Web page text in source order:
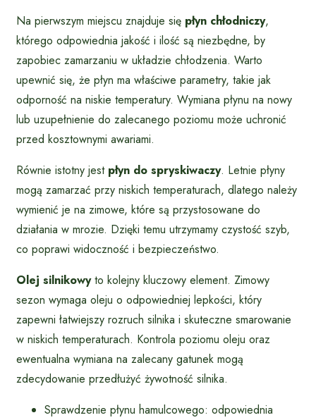
Na pierwszym miejscu znajduje się płyn chłodniczy,
którego odpowiednia jakość i ilość są niezbędne, by
zapobiec zamarzaniu w układzie chłodzenia. Warto
upewnić się, że płyn ma właściwe parametry, takie jak
odporność na niskie temperatury. Wymiana płynu na nowy
lub uzupełnienie do zalecanego poziomu może uchronić
przed kosztownymi awariami.
Równie istotny jest płyn do spryskiwaczy. Letnie płyny
mogą zamarzać przy niskich temperaturach, dlatego należy
wymienić je na zimowe, które są przystosowane do
działania w mrozie. Dzięki temu utrzymamy czystość szyb,
co poprawi widoczność i bezpieczeństwo.
Olej silnikowyto kolejny kluczowy element. Zimowy
sezon wymaga oleju o odpowiedniej lepkości, który
zapewni łatwiejszy rozruch silnika i skuteczne smarowanie
w niskich temperaturach. Kontrola poziomu oleju oraz
ewentualna wymiana na zalecany gatunek mogą
zdecydowanie przedłużyć żywotność silnika.
Sprawdzenie płynu hamulcowego: odpowiednia